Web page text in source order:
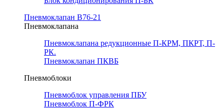
Пневмоклапан В76-21
Пневмоклапана
Пневмоклапана редукционные П-КРМ, ПКРТ, П-
РК.
Пневмоклапан ПКВБ
Пневмоблоки
Пневмоблок управления ПБУ
Пневмоблок П-ФРК